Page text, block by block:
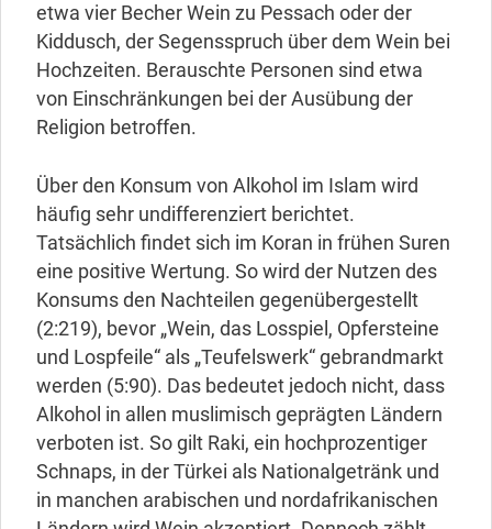
etwa vier Becher Wein zu Pessach oder der
Kiddusch, der Segensspruch über dem Wein bei
Hochzeiten. Berauschte Personen sind etwa
von Einschränkungen bei der Ausübung der
Religion betroffen.
Über den Konsum von Alkohol im Islam wird
häufig sehr undifferenziert berichtet.
Tatsächlich findet sich im Koran in frühen Suren
eine positive Wertung. So wird der Nutzen des
Konsums den Nachteilen gegenübergestellt
(2:219), bevor „Wein, das Losspiel, Opfersteine
und Lospfeile“ als „Teufelswerk“ gebrandmarkt
werden (5:90). Das bedeutet jedoch nicht, dass
Alkohol in allen muslimisch geprägten Ländern
verboten ist. So gilt Raki, ein hochprozentiger
Schnaps, in der Türkei als Nationalgetränk und
in manchen arabischen und nordafrikanischen